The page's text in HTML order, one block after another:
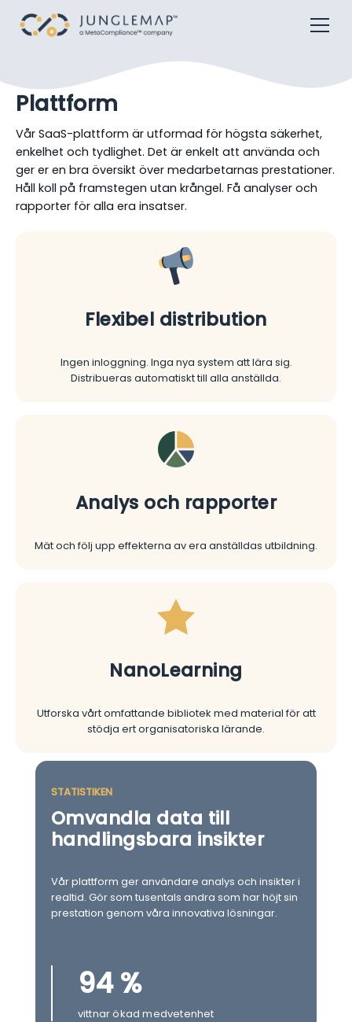
Plattform
Vår SaaS-plattform är utformad för högsta säkerhet,
enkelhet och tydlighet. Det är enkelt att använda och
ger er en bra översikt över medarbetarnas prestationer.
Håll koll på framstegen utan krångel. Få analyser och
rapporter för alla era insatser.
Flexibel distribution
Ingen inloggning. Inga nya system att lära sig.
Distribueras automatiskt till alla anställda.
Analys och rapporter
Mät och följ upp effekterna av era anställdas utbildning.
NanoLearning
Utforska vårt omfattande bibliotek med material för att
stödja ert organisatoriska lärande.
STATISTIKEN
Omvandla data till
handlingsbara insikter
Vår plattform ger användare analys och insikter i
realtid. Gör som tusentals andra som har höjt sin
prestation genom våra innovativa lösningar.
94 %
vittnar ökad medvetenhet